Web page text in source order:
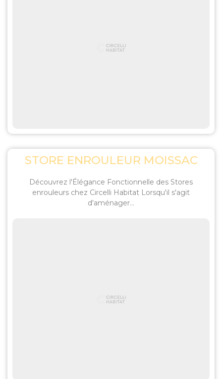
STORE ENROULEUR MOISSAC
Découvrez l'Élégance Fonctionnelle des Stores
enrouleurs chez Circelli Habitat Lorsqu'il s'agit
d'aménager...